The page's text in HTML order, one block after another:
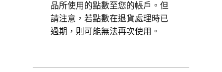
品所使用的點數至您的帳戶。但
請注意，若點數在退貨處理時已
過期，則可能無法再次使用。